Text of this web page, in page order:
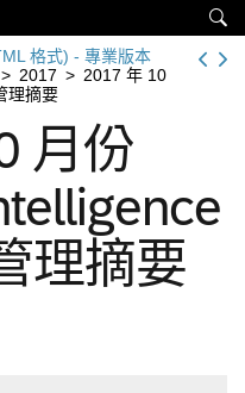

格式) - 專業版本
> 2017 > 2017 年 10
理摘要
月份
理摘要